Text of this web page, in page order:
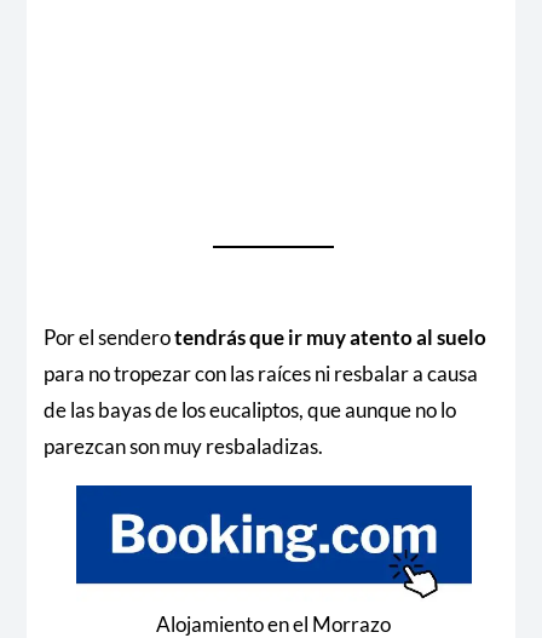
Por el senderotendrás que ir muy atento al suelo
para no tropezar con las raíces ni resbalar a causa
de las bayas de los eucaliptos, que aunque no lo
parezcan son muy resbaladizas.
Alojamiento en el Morrazo